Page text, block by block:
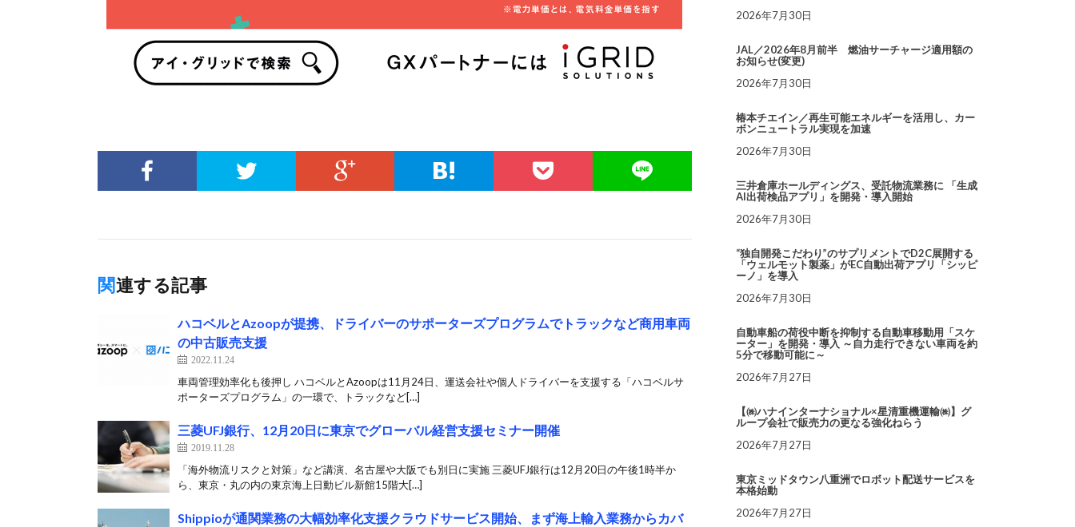
関連する記事
ハコベルとAzoopが提携、ドライバーのサポーターズプログラムでトラックなど商用車両
の中古販売支援
2022.11.24
車両管理効率化も後押し ハコベルとAzoopは11月24日、運送会社や個人ドライバーを支援する「ハコベルサ
ポーターズプログラム」の一環で、トラックなど[…]
三菱UFJ銀行、12月20日に東京でグローバル経営支援セミナー開催
2019.11.28
「海外物流リスクと対策」など講演、名古屋や大阪でも別日に実施 三菱UFJ銀行は12月20日の午後1時半か
ら、東京・丸の内の東京海上日動ビル新館15階大[…]
Shippioが通関業務の大幅効率化支援クラウドサービス開始、まず海上輸入業務からカバ
2026年7月30日
JAL／2026年8月前半 燃油サーチャージ適用額の
お知らせ(変更)
2026年7月30日
椿本チエイン／再生可能エネルギーを活用し、カー
ボンニュートラル実現を加速
2026年7月30日
三井倉庫ホールディングス、受託物流業務に 「生成
AI出荷検品アプリ」を開発・導入開始
2026年7月30日
“独自開発こだわり”のサプリメントでD2C展開する
「ウェルモット製薬」がEC自動出荷アプリ「シッピ
ーノ」を導入
2026年7月30日
自動車船の荷役中断を抑制する自動車移動用「スケ
ーター」を開発・導入 ～自力走行できない車両を約
5分で移動可能に～
2026年7月27日
【㈱ハナインターナショナル×星清重機運輸㈱】グ
ループ会社で販売力の更なる強化ねらう
2026年7月27日
東京ミッドタウン八重洲でロボット配送サービスを
本格始動
2026年7月27日